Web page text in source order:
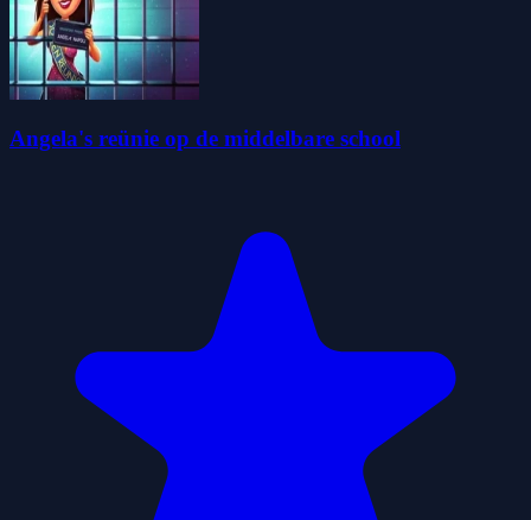
Angela's reünie op de middelbare school